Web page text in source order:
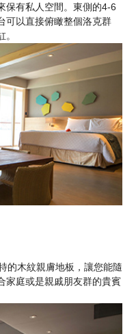
保有私人空間。東側的4-6
可以直接俯瞰整個洛克群
的木紋親膚地板，讓您能隨
家庭或是親戚朋友群的貴賓